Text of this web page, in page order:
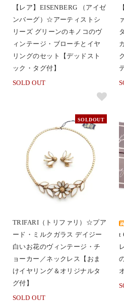
【レア】EISENBERG （アイゼ
ンバーグ）☆アーティストシ
リーズ グリーンのキノコのヴ
ィンテージ・ブローチとイヤ
リングのセット【デッドスト
ック・タグ付】
SOLD OUT
SOLDOUT
TRIFARI（トリファリ）☆プア
ード・ミルクガラス デイジー
白いお花のヴィンテージ・チ
ョーカー／ネックレス【おま
けイヤリング＆オリジナルタ
グ付】
SOLD OUT
t